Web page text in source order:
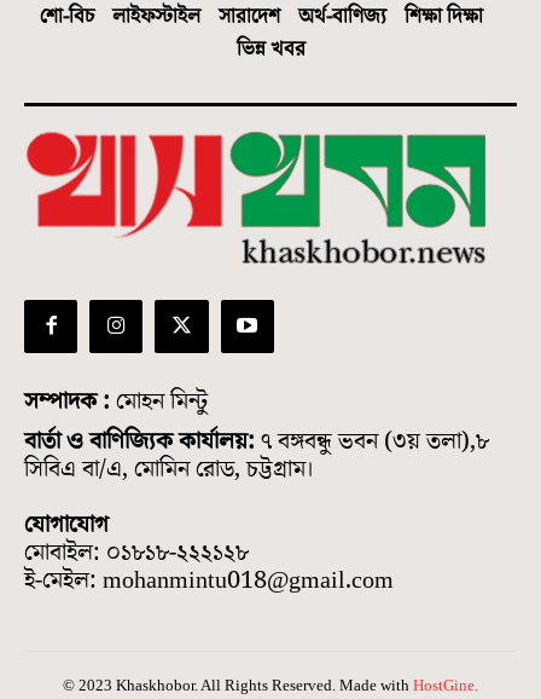
শো-বিচ
লাইফস্টাইল সারাদেশ অর্থ-বাণিজ্য
শিক্ষা দিক্ষা
ভিন্ন খবর
সম্পাদক : মোহন মিন্টু
বার্তা ও বাণিজ্যিক কার্যালয়: ৭ বঙ্গবন্ধু ভবন (৩য় তলা),৮
সিবিএ বা/এ, মোমিন রোড, চট্টগ্রাম।
যোগাযোগ
মোবাইল: ০১৮১৮-২২২১২৮
ই-মেইল: mohanmintu018@gmail.com
© 2023 Khaskhobor. All Rights Reserved. Made with HostGine.